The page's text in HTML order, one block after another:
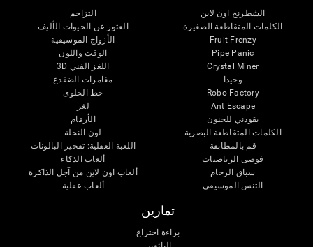
الشطرنج اون لاين
الكلمات المتقاطعة الصغيرة
Fruit Frenzy
Pipe Panic
Crystal Miner
وحيدا
Robo Factory
Ant Escape
يقودني للجنون
الكلمات المتقاطعة البصرية
قم بالمطابقة
فوضى الرياضيات
سباق الرخام
التنس الموسيقي
التزاحم
العثور عن الحيوات الأليف
الأزواج الموسيقية
الوقت واللون
اللغز الفني 3D
مغامرات الضفدع
خط الحلوى
لغز
الأرقام
لون النحلة
اللعبة العقلية: تفجير البالونات
ألعاب الذكاء
ألعاب اون لاين من آجل الذاكرة
ألعاب عقلية
تمارين
براءة اختراع